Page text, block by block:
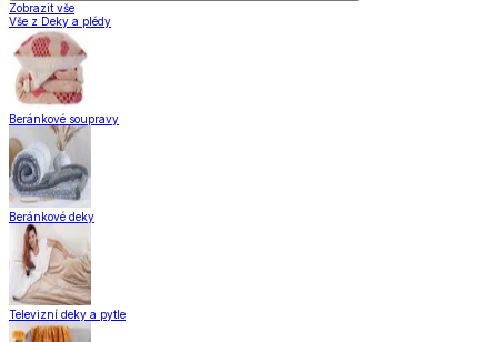
Zobrazit vše
Vše z Deky a plédy
Beránkové soupravy
Beránkové deky
Televizní deky a pytle